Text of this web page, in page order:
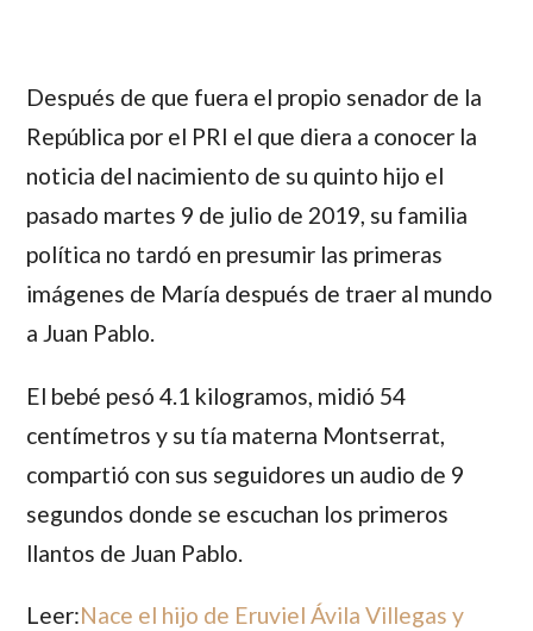
Después de que fuera el propio senador de la
República por el PRI el que diera a conocer la
noticia del nacimiento de su quinto hijo el
pasado martes 9 de julio de 2019, su familia
política no tardó en presumir las primeras
imágenes de María después de traer al mundo
a Juan Pablo.
El bebé pesó 4.1 kilogramos, midió 54
centímetros y su tía materna Montserrat,
compartió con sus seguidores un audio de 9
segundos donde se escuchan los primeros
llantos de Juan Pablo.
Leer:Nace el hijo de Eruviel Ávila Villegas y